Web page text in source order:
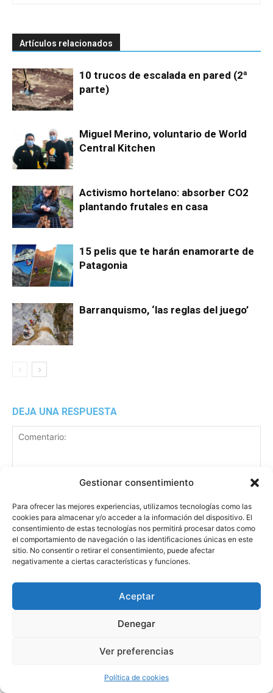
Gestionar consentimiento
Para ofrecer las mejores experiencias, utilizamos tecnologías como las
cookies para almacenar y/o acceder a la información del dispositivo. El
consentimiento de estas tecnologías nos permitirá procesar datos como
el comportamiento de navegación o las identificaciones únicas en este
sitio. No consentir o retirar el consentimiento, puede afectar
negativamente a ciertas características y funciones.
Aceptar
Denegar
Ver preferencias
Política de cookies
Artículos relacionados
10 trucos de escalada en pared (2ª
parte)
Miguel Merino, voluntario de World
Central Kitchen
Activismo hortelano: absorber CO2
plantando frutales en casa
15 pelis que te harán enamorarte de
Patagonia
Barranquismo, ‘las reglas del juego’
DEJA UNA RESPUESTA
Guardar mi nombre, correo electrónico y sitio web